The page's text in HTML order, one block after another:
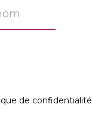
de